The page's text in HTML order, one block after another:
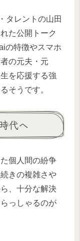
タレントの山田
た公開トーク
の特徴やスマホ
の元夫・元
を応援する強
そうです。
代へ
個人間の紛争
きの複雑さや
、十分な解決
っしゃるのが